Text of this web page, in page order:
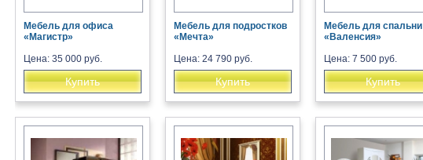
Мебель для офиса
«Магистр»
Цена: 35 000 руб.
Купить
Мебель для подростков
«Мечта»
Цена: 24 790 руб.
Купить
Мебель для спальни
«Валенсия»
Цена: 7 500 руб.
Купить